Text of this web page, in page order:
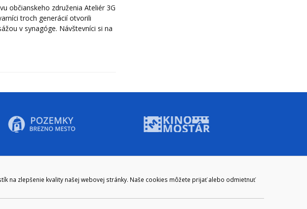
na zlepšenie kvality našej webovej stránky. Naše cookies môžete prijať alebo odmietnuť
občianskeho združenia Ateliér 3G
troch generácií otvorili
v synagóge. Návštevníci si na